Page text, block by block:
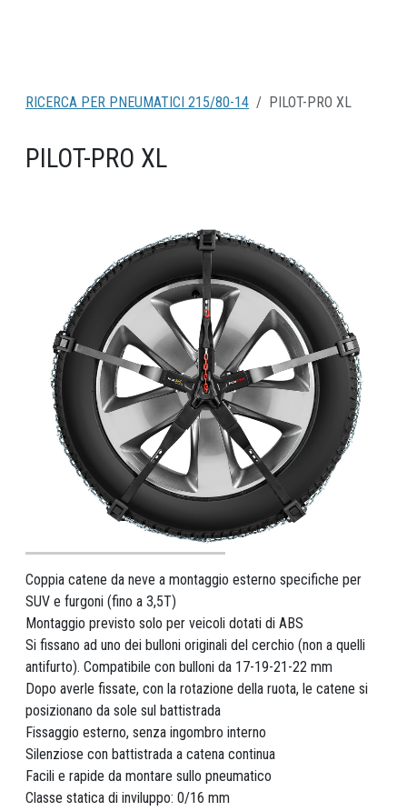
RICERCA PER PNEUMATICI 215/80-14 PILOT-PRO XL
PILOT-PRO XL
Coppia catene da neve a montaggio esterno specifiche per
SUV e furgoni (fino a 3,5T)
Montaggio previsto solo per veicoli dotati di ABS
Si fissano ad uno dei bulloni originali del cerchio (non a quelli
antifurto). Compatibile con bulloni da 17-19-21-22 mm
Dopo averle fissate, con la rotazione della ruota, le catene si
posizionano da sole sul battistrada
Fissaggio esterno, senza ingombro interno
Silenziose con battistrada a catena continua
Facili e rapide da montare sullo pneumatico
Classe statica di inviluppo: 0/16 mm